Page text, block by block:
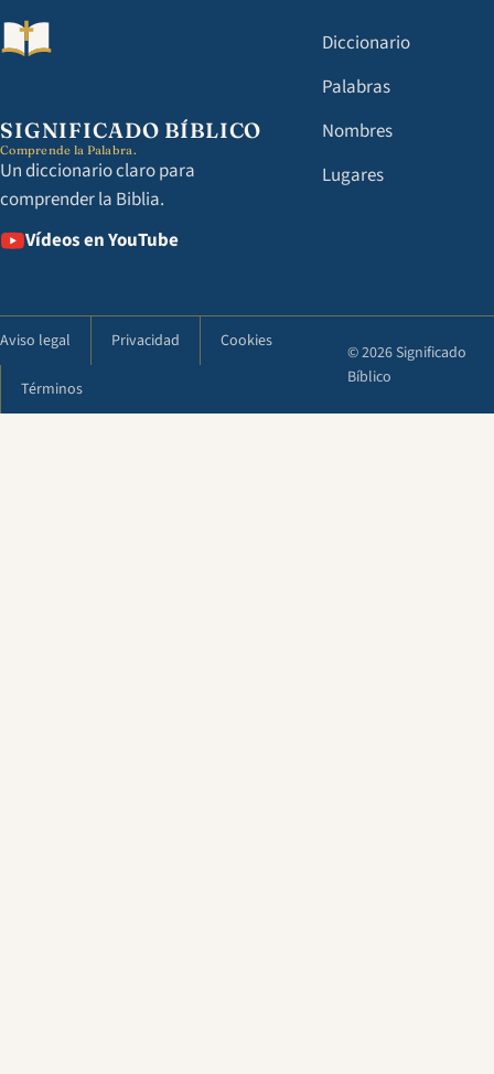
SIGNIFICADO BÍBLICO
Comprende la Palabra.
Un diccionario claro para
comprender la Biblia.
Vídeos en YouTube
Diccionario
Palabras
Nombres
Lugares
Aviso legal Privacidad Cookies
Términos
© 2026 Significado
Bíblico